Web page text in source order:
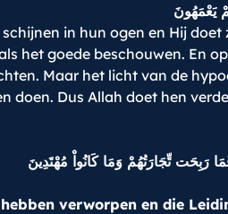
يَعْمَهُونَ
in hun ogen en Hij doet
het goede beschouwen. En
Maar het licht van de
Dus Allah doet hen
رَبِحَت تِّجَارَتُهُمْ وَمَا كَانُواْ مُهْتَدِينَ
hebben verworpen en die